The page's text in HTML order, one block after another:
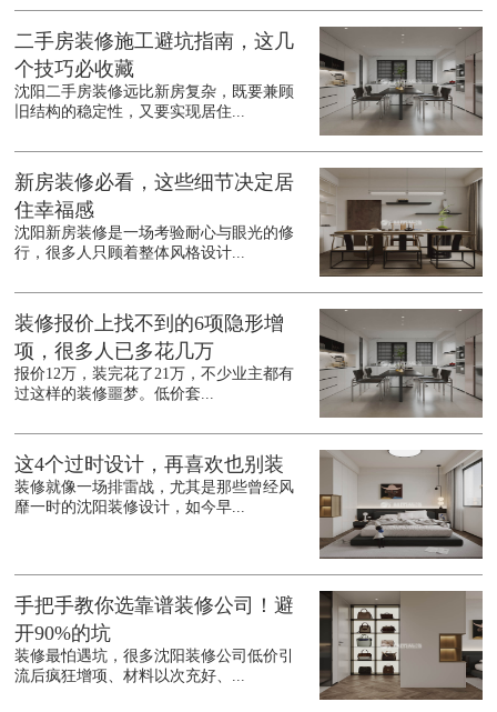
二手房装修施工避坑指南，这几
个技巧必收藏
沈阳二手房装修远比新房复杂，既要兼顾
旧结构的稳定性，又要实现居住...
新房装修必看，这些细节决定居
住幸福感
沈阳新房装修是一场考验耐心与眼光的修
行，很多人只顾着整体风格设计...
装修报价上找不到的6项隐形增
项，很多人已多花几万
报价12万，装完花了21万，不少业主都有
过这样的装修噩梦。低价套...
这4个过时设计，再喜欢也别装
装修就像一场排雷战，尤其是那些曾经风
靡一时的沈阳装修设计，如今早...
手把手教你选靠谱装修公司！避
开90%的坑
装修最怕遇坑，很多沈阳装修公司低价引
流后疯狂增项、材料以次充好、...